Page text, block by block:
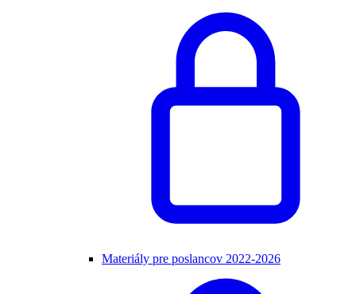
Materiály pre poslancov 2022-2026